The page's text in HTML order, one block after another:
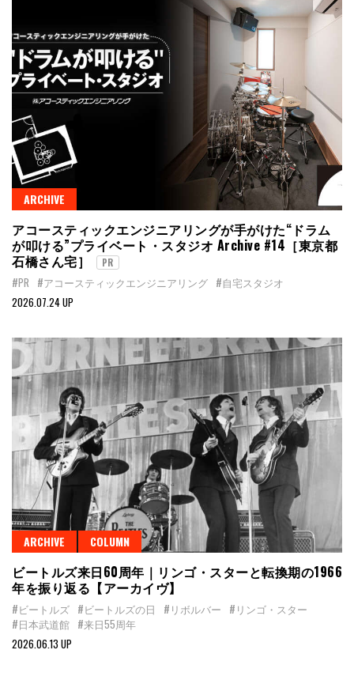
ARCHIVE
アコースティックエンジニアリングが手がけた“ドラム
が叩ける”プライベート・スタジオ Archive #14［東京都
石橋さん宅］
PR
#PR #アコースティックエンジニアリング #自宅スタジオ
2026.07.24 UP
ARCHIVE COLUMN
ビートルズ来日60周年｜リンゴ・スターと転換期の1966
年を振り返る【アーカイヴ】
#ビートルズ #ビートルズの日 #リボルバー #リンゴ・スター
#日本武道館 #来日55周年
2026.06.13 UP